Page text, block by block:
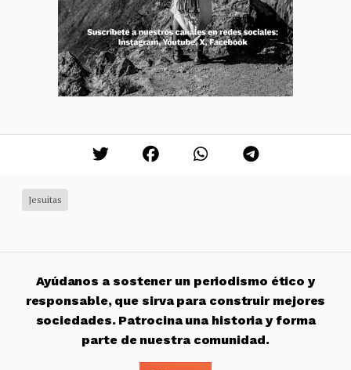
Jesuitas
Ayúdanos a sostener un periodismo ético y
responsable, que sirva para construir mejores
sociedades. Patrocina una historia y forma
parte de nuestra comunidad.